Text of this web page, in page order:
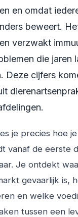
en omdat
beweert.
verzwakt
die jaren
Deze cijfers
je precies hoe
vanaf de eerste
Je ontdekt
gevaarlijk is,
en welke
tussen een